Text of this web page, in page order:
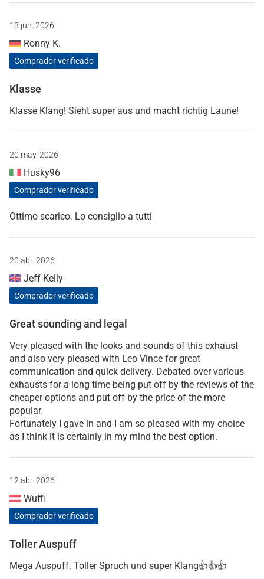
13 jun. 2026
Ronny K.
Comprador verificado
Klasse
Klasse Klang! Sieht super aus und macht richtig Laune!
20 may. 2026
Husky96
Comprador verificado
Ottimo scarico. Lo consiglio a tutti
20 abr. 2026
Jeff Kelly
Comprador verificado
Great sounding and legal
Very pleased with the looks and sounds of this exhaust
and also very pleased with Leo Vince for great
communication and quick delivery. Debated over various
exhausts for a long time being put off by the reviews of the
cheaper options and put off by the price of the more
popular.
Fortunately I gave in and I am so pleased with my choice
as I think it is certainly in my mind the best option.
12 abr. 2026
Wuffi
Comprador verificado
Toller Auspuff
Mega Auspuff. Toller Spruch und super Klang👍👍👍